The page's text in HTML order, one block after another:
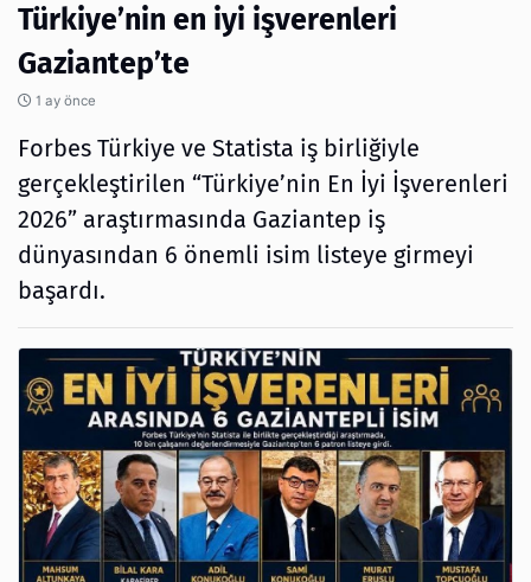
Türkiye’nin en iyi işverenleri
Gaziantep’te
1 ay önce
Forbes Türkiye ve Statista iş birliğiyle
gerçekleştirilen “Türkiye’nin En İyi İşverenleri
2026” araştırmasında Gaziantep iş
dünyasından 6 önemli isim listeye girmeyi
başardı.